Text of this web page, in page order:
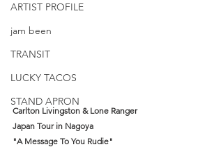
ARTIST PROFILE
jam been
TRANSIT
LUCKY TACOS
STAND APRON
Carlton Livingston & Lone Ranger
Japan Tour in Nagoya
"A Message To You Rudie"